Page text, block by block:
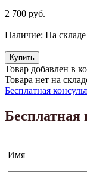
2 700 руб.
Наличие: На
Купить
Товар добавлен в
Товара нет на
Бесплатная
Бесплатная
Имя